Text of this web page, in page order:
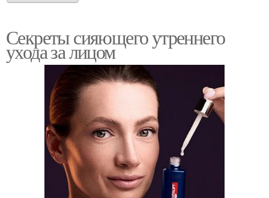
Секреты сияющего утреннего
ухода за лицом